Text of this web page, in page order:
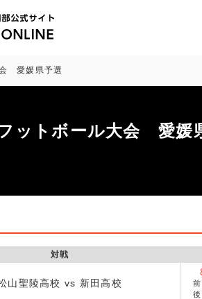
愛媛県予選
ットボール大会 愛媛
対戦
山聖陵高校 vs 新田高校